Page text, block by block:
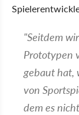
"Seitdem
Prototypen
gebaut hat,
von
dem es